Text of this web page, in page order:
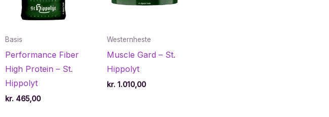
Basis
Performance Fiber
High Protein – St.
Hippolyt
kr.465,00
Westernheste
Muscle Gard – St.
Hippolyt
kr.1.010,00